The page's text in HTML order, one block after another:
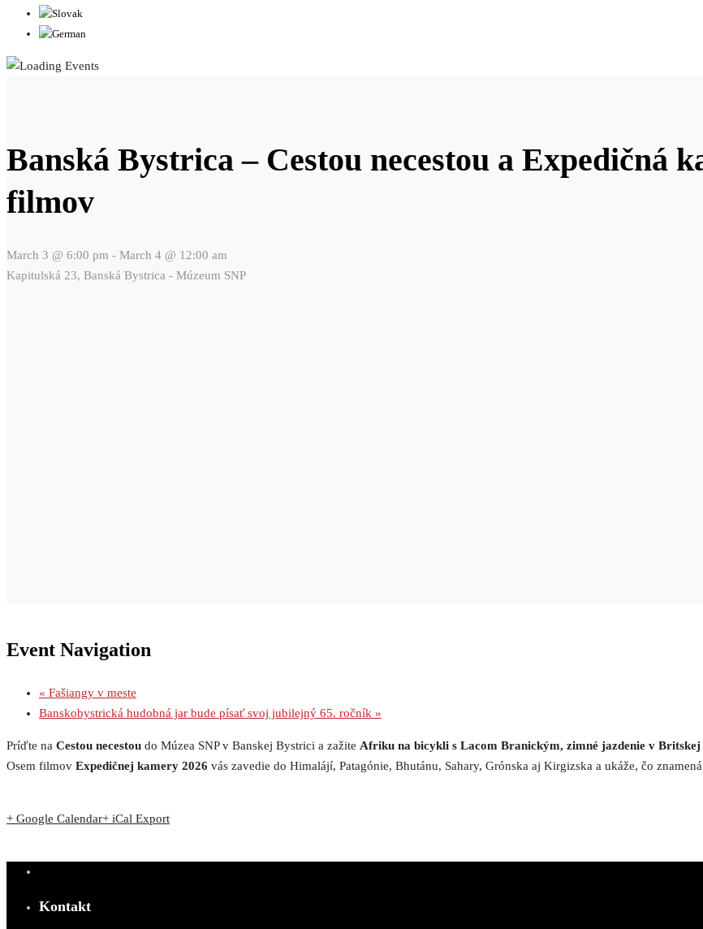
Banská Bystrica – Cestou necestou a Expedičná
filmov
March 3 @ 6:00 pm - March 4 @ 12:00 am
Kapitulská 23, Banská Bystrica - Múzeum SNP
Event Navigation
« Fašiangy v meste
Banskobystrická hudobná jar bude písať svoj jubilejný 65. ročník »
Príďte na Cestou necestou do Múzea SNP v Banskej Bystrici a zažite Afriku na bicykli s Lacom Branickým, zimné jazdenie v
Osem filmov Expedičnej kamery 2026 vás zavedie do Himalájí, Patagónie, Bhutánu, Sahary, Grónska aj Kirgizska a ukáže, čo
+ Google Calendar+ iCal Export
Kontakt